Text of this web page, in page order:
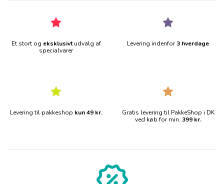
Et stort og eksklusivtudvalg af
specialvarer
Levering indenfor3 hverdage
Levering til pakkeshop kun 49 kr.
Gratis levering til PakkeShop i DK
ved køb for min. 399 kr.